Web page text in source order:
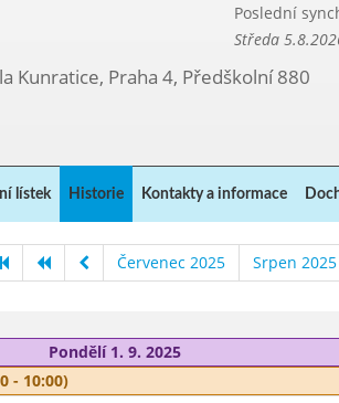
Poslední
Středa
Kunratice, Praha 4, Předškolní 880
lístek Historie Kontakty a informace
Červenec 2025 Srpen 2025
Pondělí 1. 9. 2025
- 10:00)